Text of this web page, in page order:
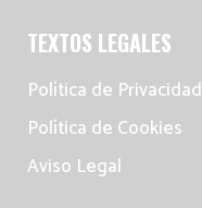
TEXTOS LEGALES
Política de Privacidad
Política de Cookies
Aviso Legal